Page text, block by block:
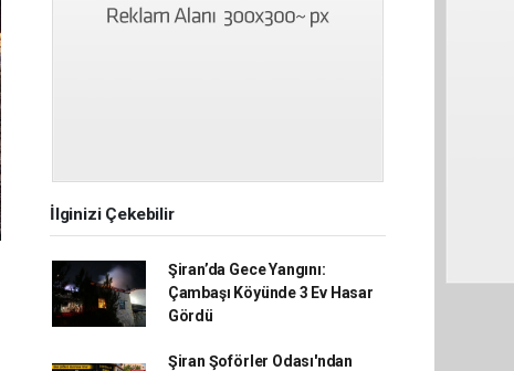
İlginizi Çekebilir
Şiran’da Gece Yangını:
Çambaşı Köyünde 3 Ev Hasar
Gördü
Şiran Şoförler Odası'ndan